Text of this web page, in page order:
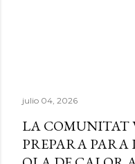
julio 04, 2026
LA COMUNITAT
PREPARA PARA